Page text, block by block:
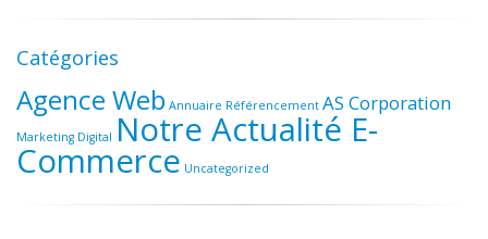
Catégories
Agence Web Annuaire Référencement AS Corporation
Marketing Digital Notre Actualité E-
Commerce Uncategorized